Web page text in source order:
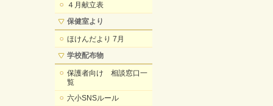
４月献立表
保健室より
ほけんだより 7月
学校配布物
保護者向け 相談窓口一
覧
六小SNSルール